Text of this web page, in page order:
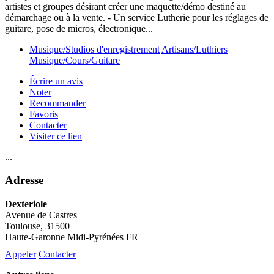
artistes et groupes désirant créer une maquette/démo destiné au
démarchage ou à la vente. - Un service Lutherie pour les réglages de
guitare, pose de micros, électronique...
Musique/Studios d'enregistrement Artisans/Luthiers
Musique/Cours/Guitare
Écrire un avis
Noter
Recommander
Favoris
Contacter
Visiter ce lien
...
Adresse
Dexteriole
Avenue de Castres
Toulouse, 31500
Haute-Garonne Midi-Pyrénées FR
Appeler Contacter